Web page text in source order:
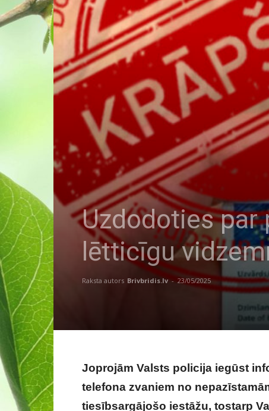
Uzdodoties par
lētticīgu
Raksta autors Brivbridis.lv - 23/05/2025
Joprojām Valsts policija iegūst
telefona zvaniem no
tiesībsargājošo iestāžu, tostarp